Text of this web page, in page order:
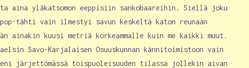
aina yläkatsomon eeppisiin sankobaareihin. Siellä joku
tähti vain ilmestyi savun keskeltä katon reunaan
ainakin kuusi metriä korkeammalle kuin me kaikki muut.
Savo-Karjalaisen Osuuskunnan kännitoimistoon vain
järjettömässä toispuoleisuuden tilassa jollekin aivan